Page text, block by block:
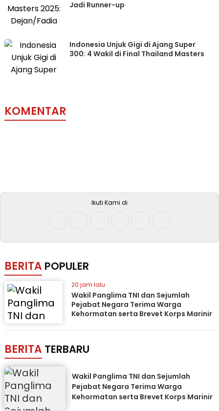
Jadi Runner-up
Indonesia Unjuk Gigi di Ajang Super
300: 4 Wakil di Final Thailand Masters
KOMENTAR
Ikuti Kami di
BERITA POPULER
20 jam lalu
Wakil Panglima TNI dan Sejumlah
Pejabat Negara Terima Warga
Kehormatan serta Brevet Korps Marinir
BERITA TERBARU
Wakil Panglima TNI dan Sejumlah
Pejabat Negara Terima Warga
Kehormatan serta Brevet Korps Marinir